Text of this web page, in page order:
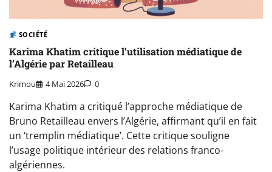
SOCIÉTÉ
Karima Khatim critique l’utilisation médiatique de
l’Algérie par Retailleau
Krimou 4 Mai 2026 0
Karima Khatim a critiqué l’approche médiatique de
Bruno Retailleau envers l’Algérie, affirmant qu’il en fait
un ‘tremplin médiatique’. Cette critique souligne
l’usage politique intérieur des relations franco-
algériennes.